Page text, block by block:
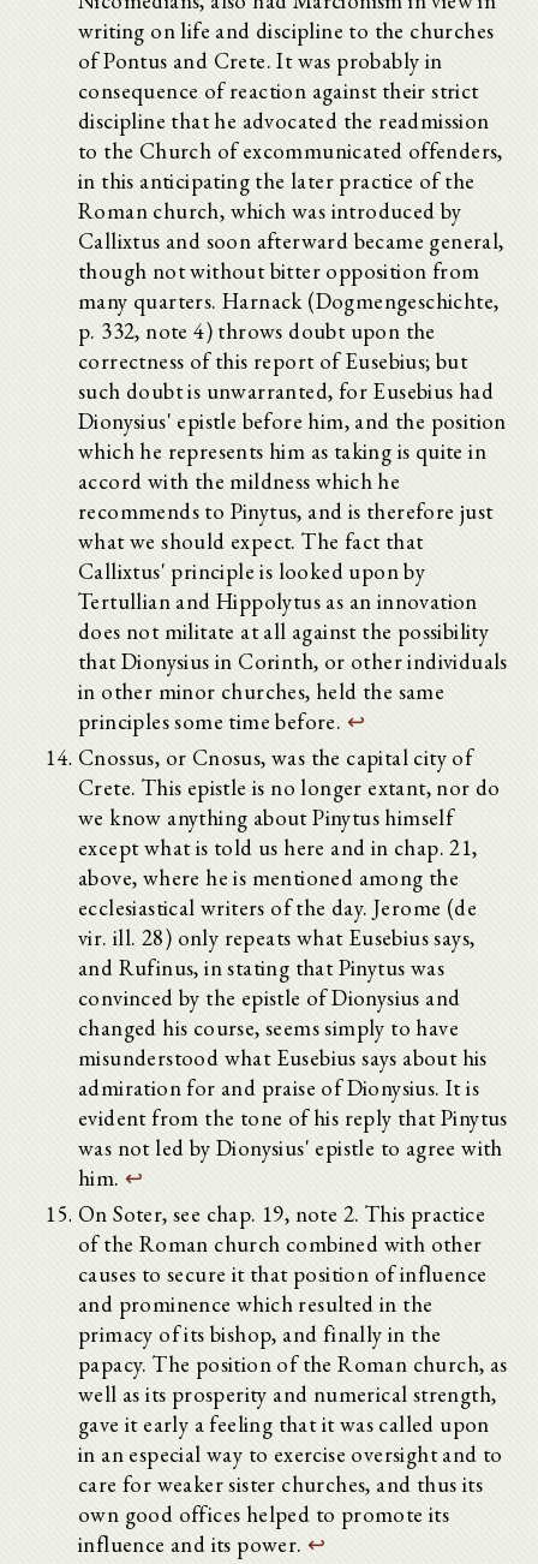
writing on life and discipline to the churches
of Pontus and Crete. It was probably in
consequence of reaction against their strict
discipline that he advocated the readmission
to the Church of excommunicated offenders,
in this anticipating the later practice of the
Roman church, which was introduced by
Callixtus and soon afterward became general,
though not without bitter opposition from
many quarters. Harnack (Dogmengeschichte,
p. 332, note 4) throws doubt upon the
correctness of this report of Eusebius; but
such doubt is unwarranted, for Eusebius had
Dionysius' epistle before him, and the position
which he represents him as taking is quite in
accord with the mildness which he
recommends to Pinytus, and is therefore just
what we should expect. The fact that
Callixtus' principle is looked upon by
Tertullian and Hippolytus as an innovation
does not militate at all against the possibility
that Dionysius in Corinth, or other individuals
in other minor churches, held the same
principles some time before. ↩
Cnossus, or Cnosus, was the capital city of
Crete. This epistle is no longer extant, nor do
we know anything about Pinytus himself
except what is told us here and in chap. 21,
above, where he is mentioned among the
ecclesiastical writers of the day. Jerome (de
vir. ill. 28) only repeats what Eusebius says,
and Rufinus, in stating that Pinytus was
convinced by the epistle of Dionysius and
changed his course, seems simply to have
misunderstood what Eusebius says about his
admiration for and praise of Dionysius. It is
evident from the tone of his reply that Pinytus
was not led by Dionysius' epistle to agree with
him. ↩
On Soter, see chap. 19, note 2. This practice
of the Roman church combined with other
causes to secure it that position of influence
and prominence which resulted in the
primacy of its bishop, and finally in the
papacy. The position of the Roman church, as
well as its prosperity and numerical strength,
gave it early a feeling that it was called upon
in an especial way to exercise oversight and to
care for weaker sister churches, and thus its
own good offices helped to promote its
influence and its power. ↩